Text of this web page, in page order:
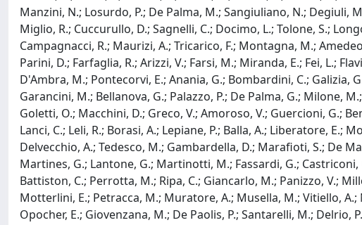
Manzini, N.; Losurdo, P.; De Palma, M.; Sangiuliano, N.; Degiuli,
Miglio, R.; Cuccurullo, D.; Sagnelli, C.; Docimo, L.; Tolone, S.;
Campagnacci, R.; Maurizi, A.; Tricarico, F.; Montagna, M.;
Parini, D.; Farfaglia, R.; Arizzi, V.; Farsi, M.; Miranda, E.; Fei, L.;
D'Ambra, M.; Pontecorvi, E.; Anania, G.; Bombardini, C.; Galizia,
Garancini, M.; Bellanova, G.; Palazzo, P.; De Palma, G.; Milone,
Goletti, O.; Macchini, D.; Greco, V.; Amoroso, V.; Guercioni, G.;
Lanci, C.; Leli, R.; Borasi, A.; Lepiane, P.; Balla, A.; Liberatore, E.;
Delvecchio, A.; Tedesco, M.; Gambardella, D.; Marafioti, S.; De
Martines, G.; Lantone, G.; Martinotti, M.; Fassardi, G.;
Battiston, C.; Perrotta, M.; Ripa, C.; Giancarlo, M.; Panizzo, V.;
Motterlini, E.; Petracca, M.; Muratore, A.; Musella, M.; Vitiello, A.;
Opocher, E.; Giovenzana, M.; De Paolis, P.; Santarelli, M.; Delrio,